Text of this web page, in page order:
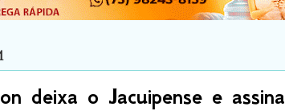
deixa o Jacuipense e assina